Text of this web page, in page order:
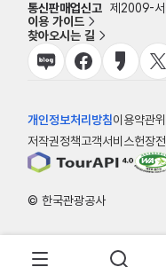
통신판매업신고 제2009-
이용 가이드
찾아오시는 길
개인정보처리방침이용약관
저작권정책고객서비스헌장
© 한국관광공사